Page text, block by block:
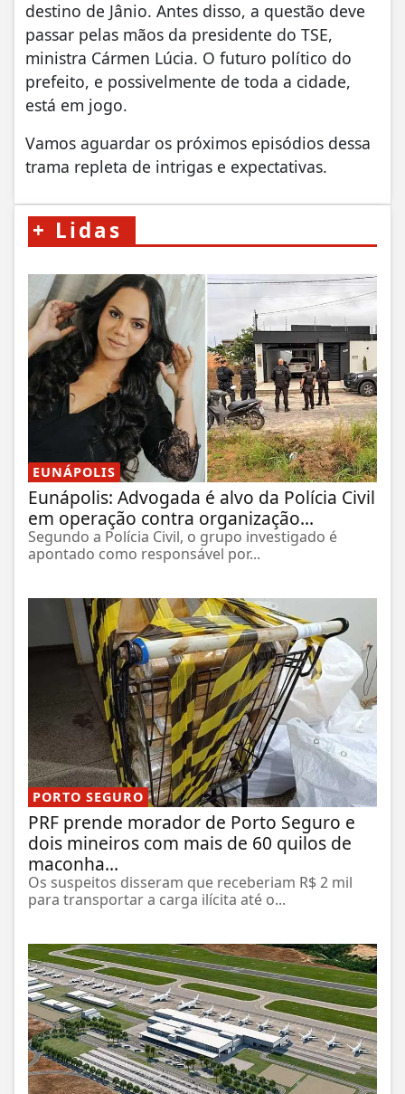
destino de Jânio. Antes disso, a questão deve
passar pelas mãos da presidente do TSE,
ministra Cármen Lúcia. O futuro político do
prefeito, e possivelmente de toda a cidade,
está em jogo.
Vamos aguardar os próximos episódios dessa
trama repleta de intrigas e expectativas.
+ Lidas
EUNÁPOLIS
Eunápolis: Advogada é alvo da Polícia Civil
em operação contra organização...
Segundo a Polícia Civil, o grupo investigado é
apontado como responsável por...
PORTO SEGURO
PRF prende morador de Porto Seguro e
dois mineiros com mais de 60 quilos de
maconha...
Os suspeitos disseram que receberiam R$ 2 mil
para transportar a carga ilícita até o...